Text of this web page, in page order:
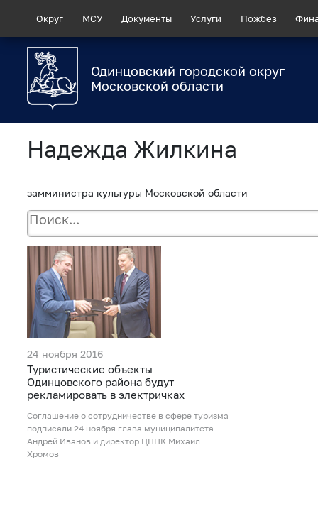
Округ МСУ Документы Услуги Пожбез
Одинцовский городской округ
Московской области
Надежда Жилкина
замминистра культуры Московской области
24 ноября 2016
Туристические объекты
Одинцовского района будут
рекламировать в электричках
Соглашение о сотрудничестве в сфере туризма
подписали 24 ноября глава муниципалитета
Андрей Иванов и директор ЦППК Михаил
Хромов